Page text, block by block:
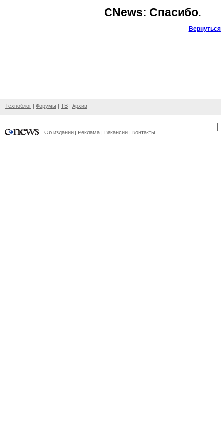
CNews: Спасибо.
Техноблог | Форумы | ТВ | Архив
Об издании | Реклама | Вакансии | Контакты